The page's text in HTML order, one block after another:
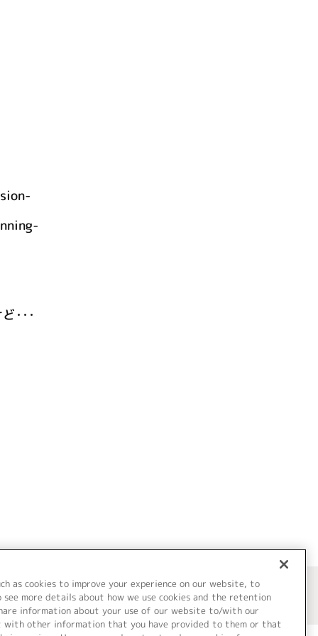
･･･
as cookies to improve your experience on our website, to
see more details about how we use cookies and the retention
information about your use of our website to/with our
with other information that you have provided to them or that